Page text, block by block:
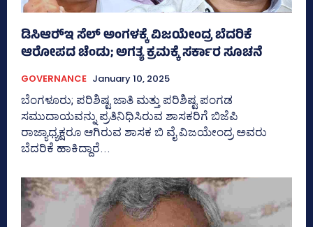
ಡಿಸಿಆರ್‍‌ಇ ಸೆಲ್‌ ಅಂಗಳಕ್ಕೆ ವಿಜಯೇಂದ್ರ ಬೆದರಿಕೆ
ಆರೋಪದ ಚೆಂಡು; ಅಗತ್ಯ ಕ್ರಮಕ್ಕೆ ಸರ್ಕಾರ ಸೂಚನೆ
GOVERNANCE January 10, 2025
ಬೆಂಗಳೂರು; ಪರಿಶಿಷ್ಟ ಜಾತಿ ಮತ್ತು ಪರಿಶಿಷ್ಟ ಪಂಗಡ
ಸಮುದಾಯವನ್ನು ಪ್ರತಿನಿಧಿಸಿರುವ ಶಾಸಕರಿಗೆ ಬಿಜೆಪಿ
ರಾಜ್ಯಾಧ್ಯಕ್ಷರೂ ಆಗಿರುವ ಶಾಸಕ ಬಿ ವೈ ವಿಜಯೇಂದ್ರ ಅವರು
ಬೆದರಿಕೆ ಹಾಕಿದ್ದಾರೆ...